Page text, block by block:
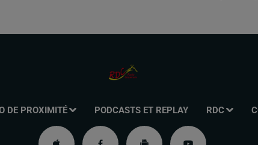
DE PROXIMITÉ PODCASTS ET REPLAY RDC